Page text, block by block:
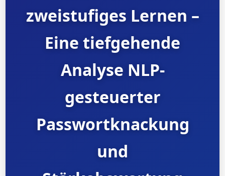
zweistufiges Lernen –
Eine tiefgehende
Analyse NLP-
gesteuerter
Passwortknackung
und